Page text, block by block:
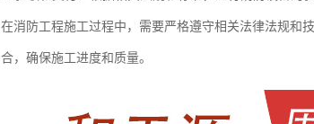
在消防工程施工过程中，需要严格遵守相关法律法规和
合，确保施工进度和质量。